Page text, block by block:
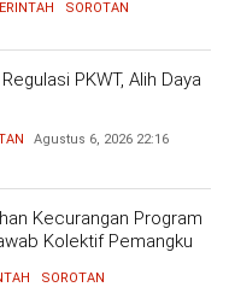
SOROTAN
PKWT, Alih Daya
Agustus 6, 2026 22:16
Kecurangan Program
Kolektif Pemangku
SOROTAN